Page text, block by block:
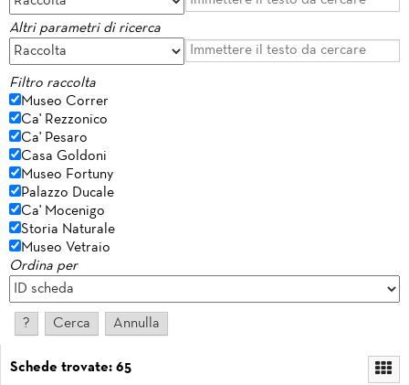
Altri parametri di ricerca
Filtro raccolta
Museo Correr
Ca' Rezzonico
Ca' Pesaro
Casa Goldoni
Museo Fortuny
Palazzo Ducale
Ca' Mocenigo
Storia Naturale
Museo Vetraio
Ordina per
Schede trovate: 65